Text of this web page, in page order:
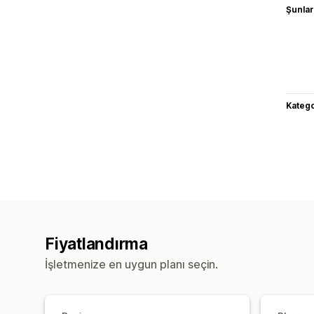
Fiyatlandırma
İşletmenize en uygun planı seçin.